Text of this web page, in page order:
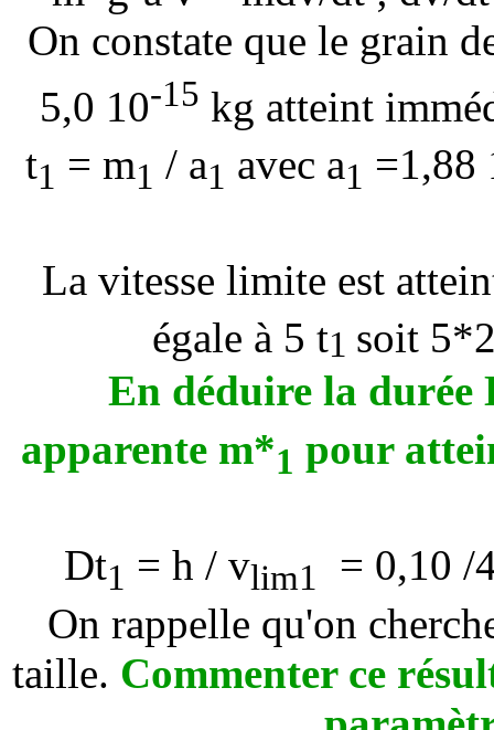
On constate que le grain
5,0 10-15 kg atteint
t1 = m1 / a1 avec a1 =1,88
La vitesse limite est
égale à 5 t1 soit 5*
En déduire la durée
apparente m*1 pour
Dt1 = h / vlim1
= 0,10 /
On rappelle qu'on
taille. Commenter ce